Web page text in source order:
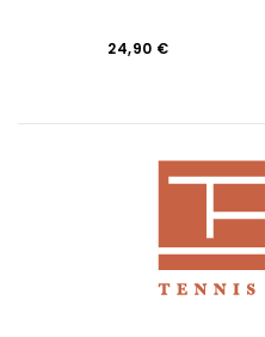
24,90 €